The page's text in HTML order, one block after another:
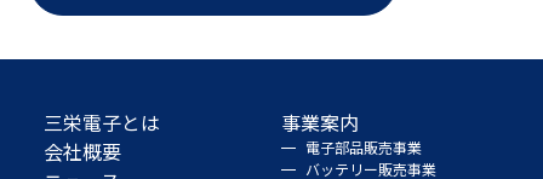
三栄電子とは
会社概要
事業案内
電子部品販売事業
バッテリー販売事業